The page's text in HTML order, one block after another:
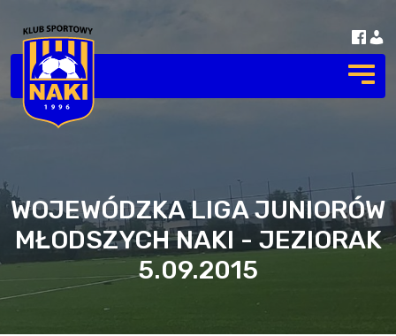
WOJEWÓDZKA LIGA JUNIORÓW
MŁODSZYCH NAKI - JEZIORAK
5.09.2015